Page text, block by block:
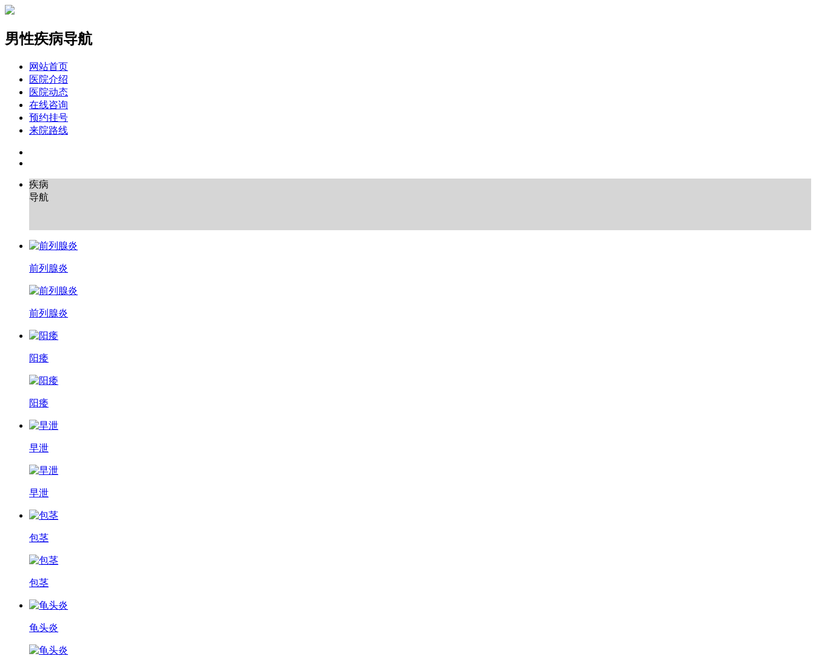
男性疾病导航
网站首页
医院介绍
医院动态
在线咨询
预约挂号
来院路线
疾病
导航
前列腺炎
前列腺炎
阳痿
阳痿
早泄
早泄
包茎
包茎
龟头炎